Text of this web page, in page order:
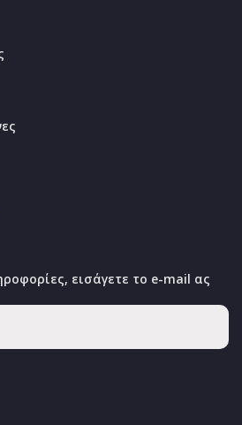
εισάγετε το e-mail ας